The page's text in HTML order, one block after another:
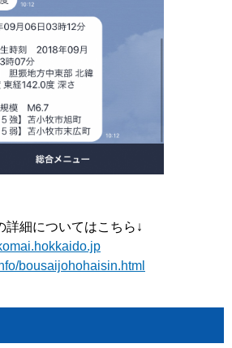
詳細についてはこちら↓
bousaijohohaisin.html